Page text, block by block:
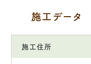
施工データ
施工住所